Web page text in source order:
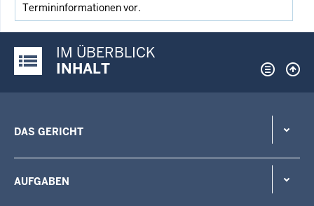
Termininformationen vor.
Justiz-Portal im Überblick:
IM ÜBERBLICK
INHALT
DAS GERICHT
AUFGABEN